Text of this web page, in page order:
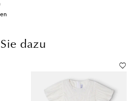
dazu